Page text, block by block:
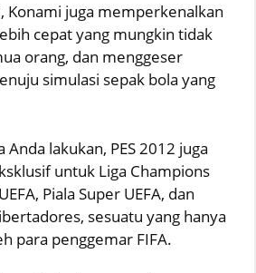
Konami juga memperkenalkan
cepat yang mungkin tidak
orang, dan menggeser
simulasi sepak bola yang
Anda lakukan, PES 2012 juga
untuk Liga Champions
Piala Super UEFA, dan
sesuatu yang hanya
para penggemar FIFA.